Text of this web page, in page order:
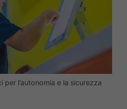
l’autonomia e la sicurezza